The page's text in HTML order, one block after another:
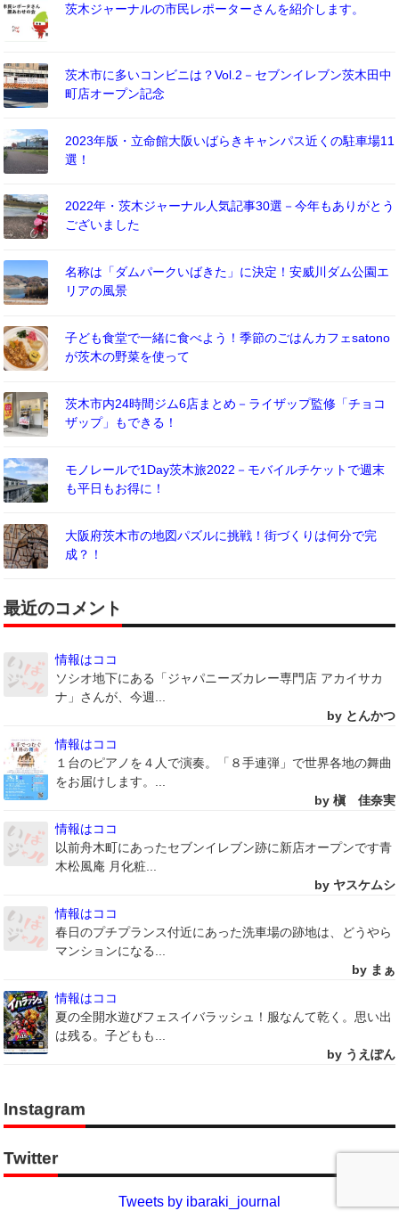
茨木ジャーナルの市民レポーターさんを紹介します。
茨木市に多いコンビニは？Vol.2－セブンイレブン茨木田中
町店オープン記念
2023年版・立命館大阪いばらきキャンパス近くの駐車場11
選！
2022年・茨木ジャーナル人気記事30選－今年もありがとう
ございました
名称は「ダムパークいばきた」に決定！安威川ダム公園エ
リアの風景
子ども食堂で一緒に食べよう！季節のごはんカフェsatono
が茨木の野菜を使って
茨木市内24時間ジム6店まとめ－ライザップ監修「チョコ
ザップ」もできる！
モノレールで1Day茨木旅2022－モバイルチケットで週末
も平日もお得に！
大阪府茨木市の地図パズルに挑戦！街づくりは何分で完
成？！
最近のコメント
情報はココ
ソシオ地下にある「ジャパニーズカレー専門店 アカイサカ
ナ」さんが、今週...
by とんかつ
情報はココ
１台のピアノを４人で演奏。「８手連弾」で世界各地の舞曲
をお届けします。...
by 槇 佳奈実
情報はココ
以前舟木町にあったセブンイレブン跡に新店オープンです青
木松風庵 月化粧...
by ヤスケムシ
情報はココ
春日のプチプランス付近にあった洗車場の跡地は、どうやら
マンションになる...
by まぁ
情報はココ
夏の全開水遊びフェスイバラッシュ！服なんて乾く。思い出
は残る。子どもも...
by うえぽん
Instagram
Twitter
Tweets by ibaraki_journal